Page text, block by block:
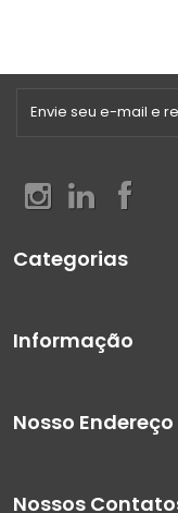
Categorias
Informação
Nosso Endereço
Nossos